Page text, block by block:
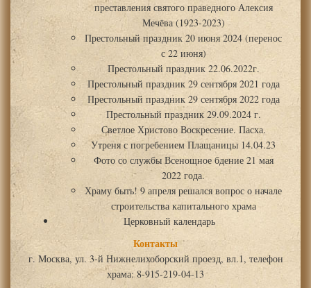
преставления святого праведного Алексия
Мечёва (1923-2023)
Престольный праздник 20 июня 2024 (перенос
с 22 июня)
Престольный праздник 22.06.2022г.
Престольный праздник 29 сентября 2021 года
Престольный праздник 29 сентября 2022 года
Престольный праздник 29.09.2024 г.
Светлое Христово Воскресение. Пасха.
Утреня с погребением Плащаницы 14.04.23
Фото со службы Всенощное бдение 21 мая
2022 года.
Храму быть! 9 апреля решался вопрос о начале
строительства капитального храма
Церковный календарь
Контакты
г. Москва, ул. 3-й Нижнелихоборский проезд, вл.1, телефон
храма: 8-915-219-04-13